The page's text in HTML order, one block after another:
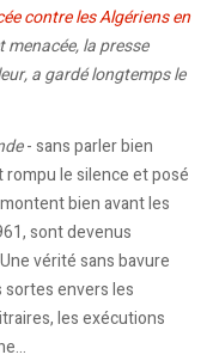
contre les Algériens en
la presse
a gardé longtemps le
- sans parler bien
le silence et posé
bien avant les
sont devenus
vérité sans bavure
envers les
les exécutions